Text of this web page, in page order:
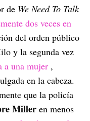
de We Need To Talk
dos veces en
del orden público
y la segunda vez
a una mujer ,
en la cabeza.
que la policía
Miller en menos